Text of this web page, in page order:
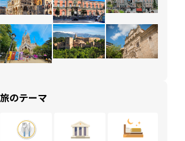
旅のテーマ